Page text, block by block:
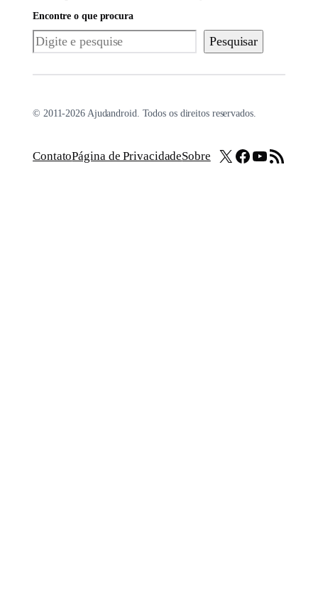
Encontre o que procura
Pesquisar Pesquisar
© 2011-2026 Ajudandroid. Todos os direitos reservados.
ContatoPágina de PrivacidadeSobre X Facebook
Youtube
Feed RSS